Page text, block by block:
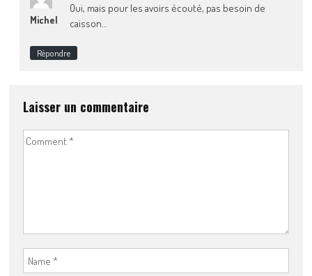
Michel
Oui, mais pour les avoirs écouté, pas besoin de
caisson…
Répondre
Laisser un commentaire